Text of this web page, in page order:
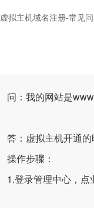
虚拟主机域名注册-常见
问：我的网站是
答：虚拟主机开通
操作步骤：
1.登录管理中心，